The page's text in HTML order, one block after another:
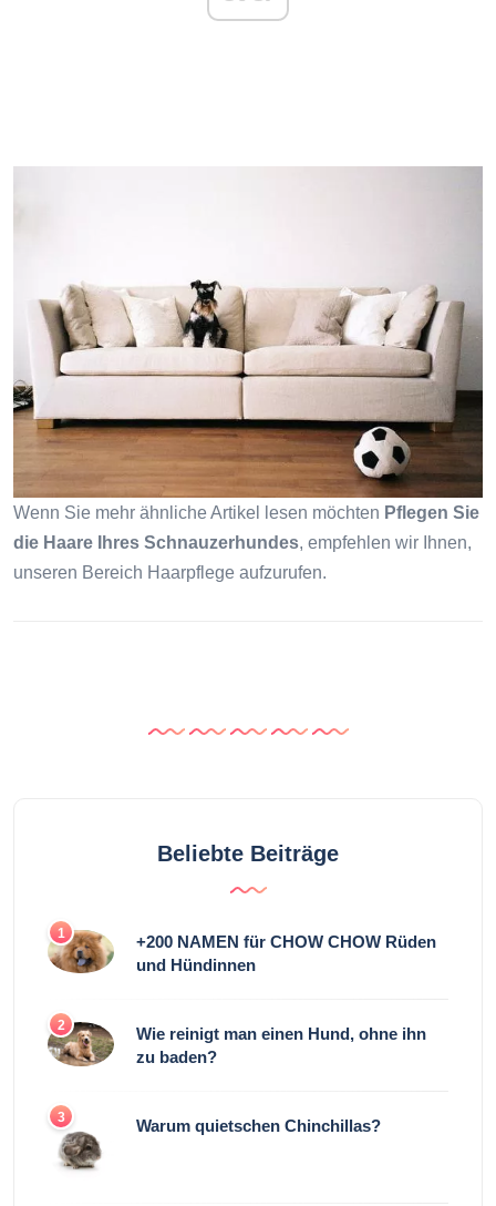
Wenn Sie mehr ähnliche Artikel lesen möchten Pflegen Sie
die Haare Ihres Schnauzerhundes, empfehlen wir Ihnen,
unseren Bereich Haarpflege aufzurufen.
Beliebte Beiträge
1
+200 NAMEN für CHOW CHOW Rüden
und Hündinnen
2
Wie reinigt man einen Hund, ohne ihn
zu baden?
3 Warum quietschen Chinchillas?